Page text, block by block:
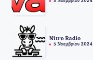
5 Νοεμβρίου 2024
Nitro Radio
5 Νοεμβρίου 2024